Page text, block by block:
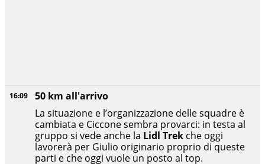
16:09
50 km all'arrivo
La situazione e l’organizzazione delle squadre è
cambiata e Ciccone sembra provarci: in testa al
gruppo si vede anche la Lidl Trek che oggi
lavorerà per Giulio originario proprio di queste
parti e che oggi vuole un posto al top.